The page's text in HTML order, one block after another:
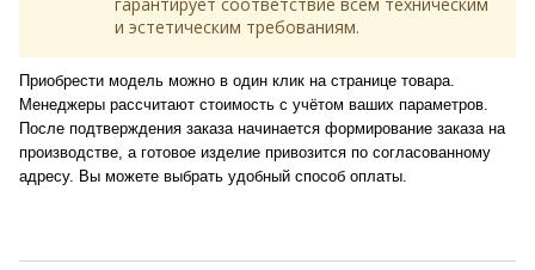
и эстетическим требованиям.
Приобрести модель можно в один клик на странице товара.
Менеджеры рассчитают стоимость с учётом ваших параметров.
После подтверждения заказа начинается формирование заказа на
производстве, а готовое изделие привозится по согласованному
адресу. Вы можете выбрать удобный способ оплаты.